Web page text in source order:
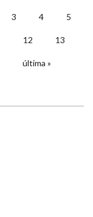
3 4 5
12 13
última »